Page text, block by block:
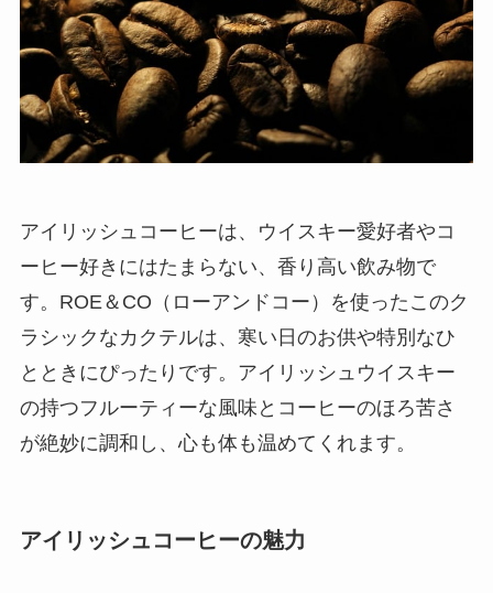
アイリッシュコーヒーは、ウイスキー愛好者やコ
ーヒー好きにはたまらない、香り高い飲み物で
す。ROE＆CO（ローアンドコー）を使ったこのク
ラシックなカクテルは、寒い日のお供や特別なひ
とときにぴったりです。アイリッシュウイスキー
の持つフルーティーな風味とコーヒーのほろ苦さ
が絶妙に調和し、心も体も温めてくれます。
アイリッシュコーヒーの魅力